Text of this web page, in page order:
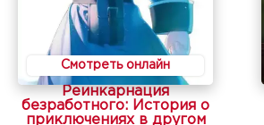
Смотреть онлайн
Реинкарнация
безработного: История о
приключениях в другом